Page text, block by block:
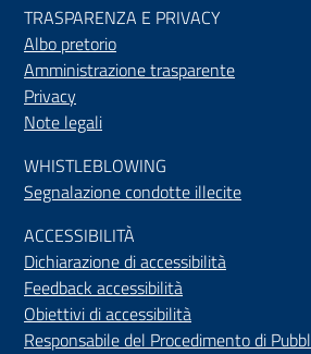
TRASPARENZA E PRIVACY
Albo pretorio
Amministrazione trasparente
Privacy
Note legali
WHISTLEBLOWING
Segnalazione condotte illecite
ACCESSIBILITÀ
Dichiarazione di accessibilità
Feedback accessibilità
Obiettivi di accessibilità
Responsabile del Procedimento di